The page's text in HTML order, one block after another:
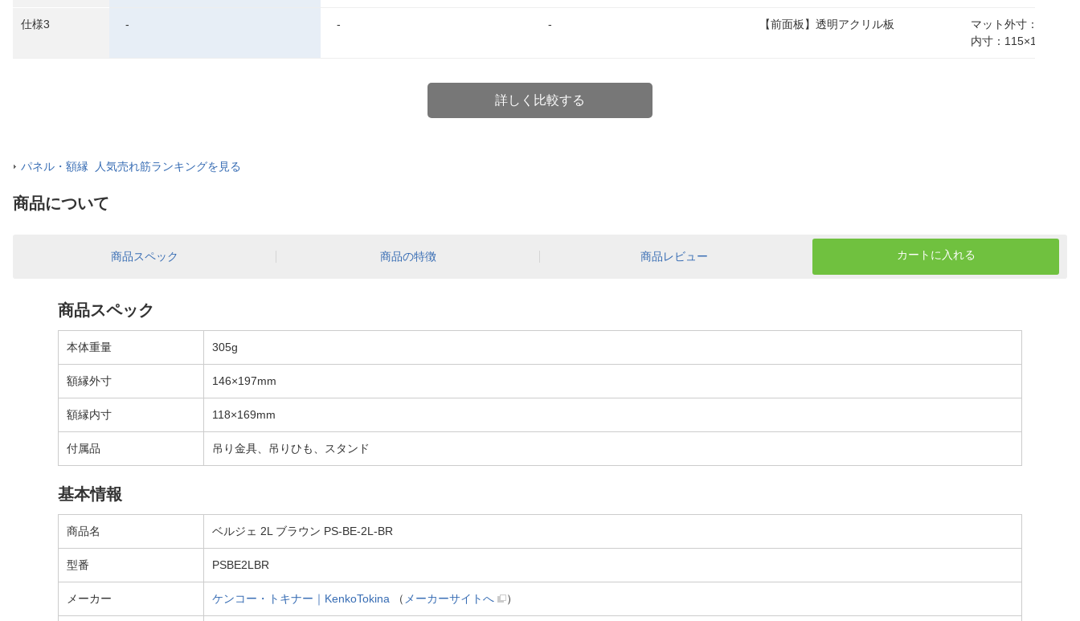
仕様3 - - - 【前面板】透明アクリル板
マット外寸：
内寸：115×166mm
詳しく比較する
パネル・額縁 人気売れ筋ランキングを見る
商品について
カートに入れる
商品スペック 商品の特徴 商品レビュー
商品スペック
本体重量 305g
額縁外寸 146×197mm
額縁内寸 118×169mm
付属品 吊り金具、吊りひも、スタンド
基本情報
商品名 ベルジェ 2L ブラウン PS-BE-2L-BR
型番 PSBE2LBR
メーカー ケンコー・トキナー｜KenkoTokina （ メーカーサイトへ ）